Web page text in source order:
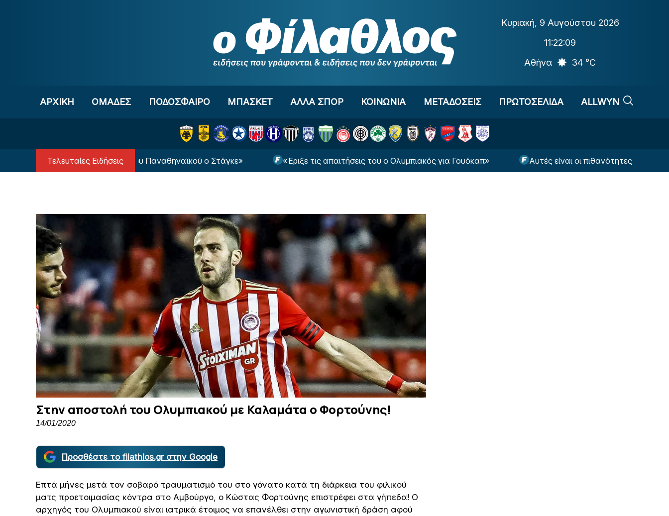
Κυριακή, 9 Αυγούστου 2026
11:22:10
Αθήνα
34 °C
ΑΡΧΙΚΗ OΜΑΔΕΣ ΠΟΔΟΣΦΑΙΡΟ ΜΠΑΣΚΕΤ ΑΛΛΑ ΣΠΟΡ ΚΟΙΝΩΝΙΑ ΜΕΤΑΔΟΣΕΙΣ ΠΡΩΤΟΣΕΛΙΔΑ ALLWYN
Τελευταίες Ειδήσεις
«Ψηλά στη λίστα του Παναθηναϊκού ο Στάγκε» «Έριξε τις απαιτήσεις του ο Ολυμπιακός για Γουόκαπ» Αυτές είναι οι πιθανότητες της ΑΕΚ για
Στην αποστολή του Ολυμπιακού με Καλαμάτα ο Φορτούνης!
14/01/2020
Προσθέστε το filathlos.gr στην Google
Επτά μήνες μετά τον σοβαρό τραυματισμό του στο γόνατο κατά τη διάρκεια του φιλικού
ματς προετοιμασίας κόντρα στο Αμβούργο, ο Κώστας Φορτούνης επιστρέφει στα γήπεδα! Ο
αρχηγός του Ολυμπιακού είναι ιατρικά έτοιμος να επανέλθει στην αγωνιστική δράση αφού